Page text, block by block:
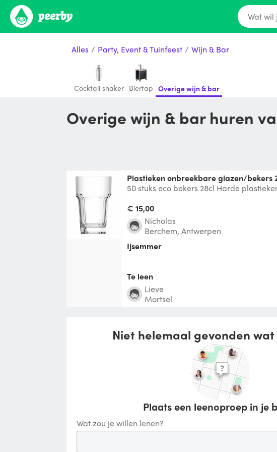
Wat wil
Alles / Party, Event & Tuinfeest / Wijn & Bar
Cocktail shaker Biertap Overige wijn & bar
Overige wijn & bar huren
Plastieken onbreekbare glazen/bekers
50 stuks eco bekers 28cl Harde
€ 15,00
Nicholas
Berchem, Antwerpen
Ijsemmer
Te leen
Lieve
Mortsel
Niet helemaal gevonden
Plaats een leenoproep in je
Wat zou je willen lenen?